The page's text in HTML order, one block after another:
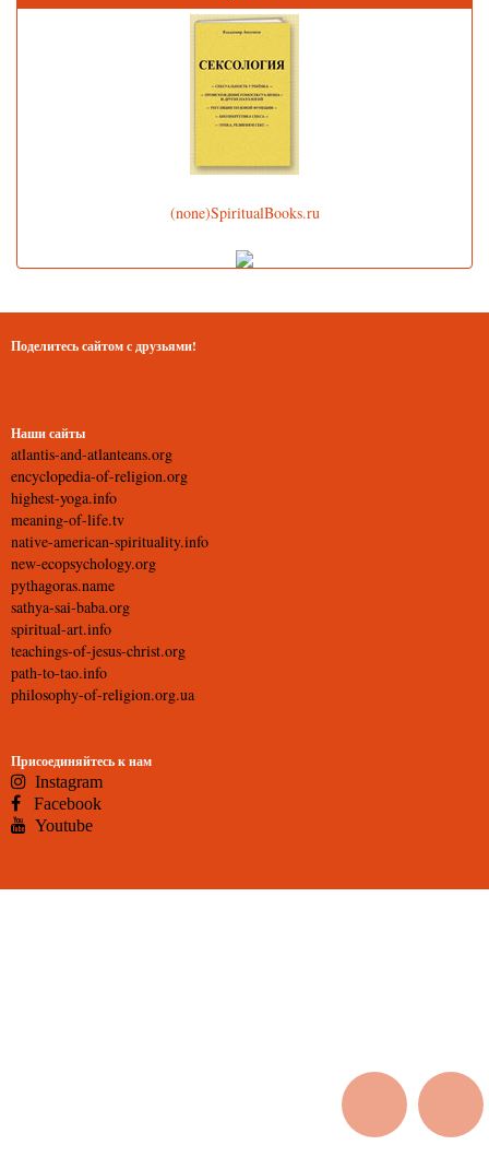
(none)SpiritualBooks.ru
Поделитесь сайтом с друзьями!
Наши сайты
atlantis-and-atlanteans.org
encyclopedia-of-religion.org
highest-yoga.info
meaning-of-life.tv
native-american-spirituality.info
new-ecopsychology.org
pythagoras.name
sathya-sai-baba.org
spiritual-art.info
teachings-of-jesus-christ.org
path-to-tao.info
philosophy-of-religion.org.ua
Присоединяйтесь к нам
Instagram
Facebook
Youtube